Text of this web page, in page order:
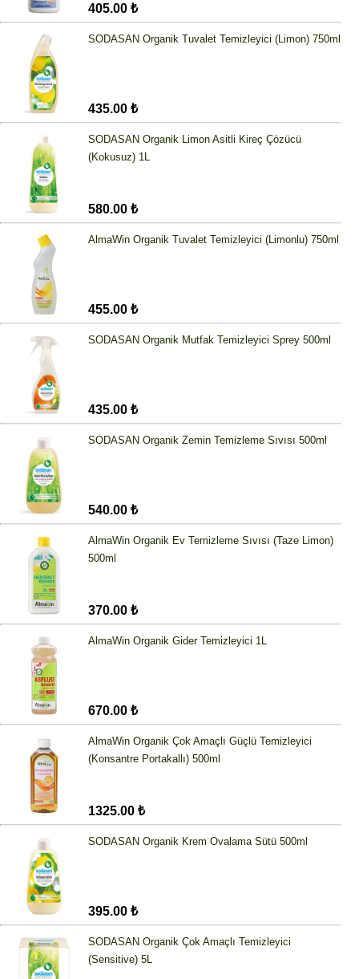
405.00 ₺
SODASAN Organik Tuvalet Temizleyici (Limon) 750ml
435.00 ₺
SODASAN Organik Limon Asitli Kireç Çözücü
(Kokusuz) 1L
580.00 ₺
AlmaWin Organik Tuvalet Temizleyici (Limonlu) 750ml
455.00 ₺
SODASAN Organik Mutfak Temizleyici Sprey 500ml
435.00 ₺
SODASAN Organik Zemin Temizleme Sıvısı 500ml
540.00 ₺
AlmaWin Organik Ev Temizleme Sıvısı (Taze Limon)
500ml
370.00 ₺
AlmaWin Organik Gider Temizleyici 1L
670.00 ₺
AlmaWin Organik Çok Amaçlı Güçlü Temizleyici
(Konsantre Portakallı) 500ml
1325.00 ₺
SODASAN Organik Krem Ovalama Sütü 500ml
395.00 ₺
SODASAN Organik Çok Amaçlı Temizleyici
(Sensitive) 5L